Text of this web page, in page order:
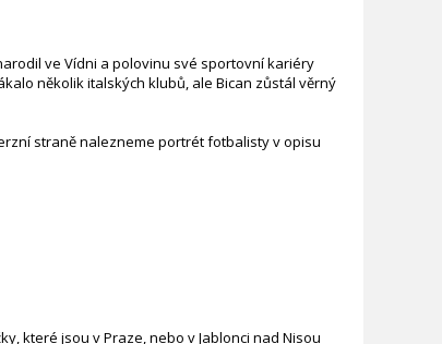
ve Vídni a polovinu své sportovní kariéry
několik italských klubů, ale Bican zůstál věrný
straně nalezneme portrét fotbalisty v opisu
které jsou v Praze, nebo v Jablonci nad Nisou